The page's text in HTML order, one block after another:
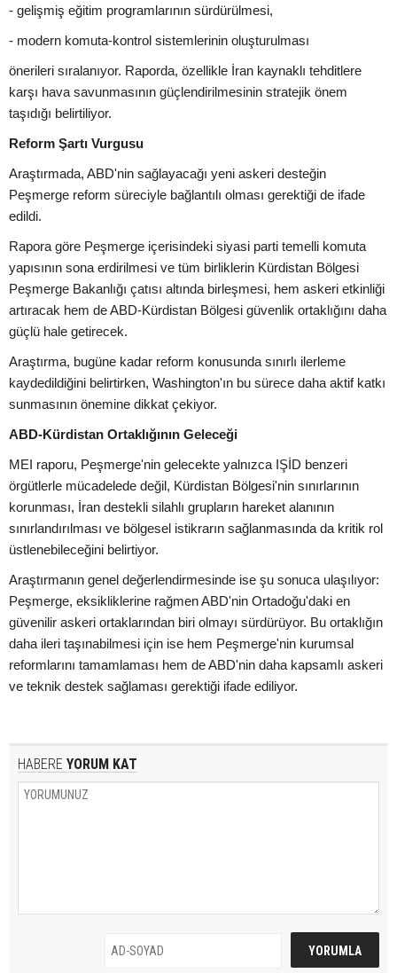
- gelişmiş eğitim programlarının sürdürülmesi,
- modern komuta-kontrol sistemlerinin oluşturulması
önerileri sıralanıyor. Raporda, özellikle İran kaynaklı tehditlere
karşı hava savunmasının güçlendirilmesinin stratejik önem
taşıdığı belirtiliyor.
Reform Şartı Vurgusu
Araştırmada, ABD'nin sağlayacağı yeni askeri desteğin
Peşmerge reform süreciyle bağlantılı olması gerektiği de ifade
edildi.
Rapora göre Peşmerge içerisindeki siyasi parti temelli komuta
yapısının sona erdirilmesi ve tüm birliklerin Kürdistan Bölgesi
Peşmerge Bakanlığı çatısı altında birleşmesi, hem askeri etkinliği
artıracak hem de ABD-Kürdistan Bölgesi güvenlik ortaklığını daha
güçlü hale getirecek.
Araştırma, bugüne kadar reform konusunda sınırlı ilerleme
kaydedildiğini belirtirken, Washington'ın bu sürece daha aktif katkı
sunmasının önemine dikkat çekiyor.
ABD-Kürdistan Ortaklığının Geleceği
MEI raporu, Peşmerge'nin gelecekte yalnızca IŞİD benzeri
örgütlerle mücadelede değil, Kürdistan Bölgesi'nin sınırlarının
korunması, İran destekli silahlı grupların hareket alanının
sınırlandırılması ve bölgesel istikrarın sağlanmasında da kritik rol
üstlenebileceğini belirtiyor.
Araştırmanın genel değerlendirmesinde ise şu sonuca ulaşılıyor:
Peşmerge, eksikliklerine rağmen ABD'nin Ortadoğu'daki en
güvenilir askeri ortaklarından biri olmayı sürdürüyor. Bu ortaklığın
daha ileri taşınabilmesi için ise hem Peşmerge'nin kurumsal
reformlarını tamamlaması hem de ABD'nin daha kapsamlı askeri
ve teknik destek sağlaması gerektiği ifade ediliyor.
HABERE YORUM KAT